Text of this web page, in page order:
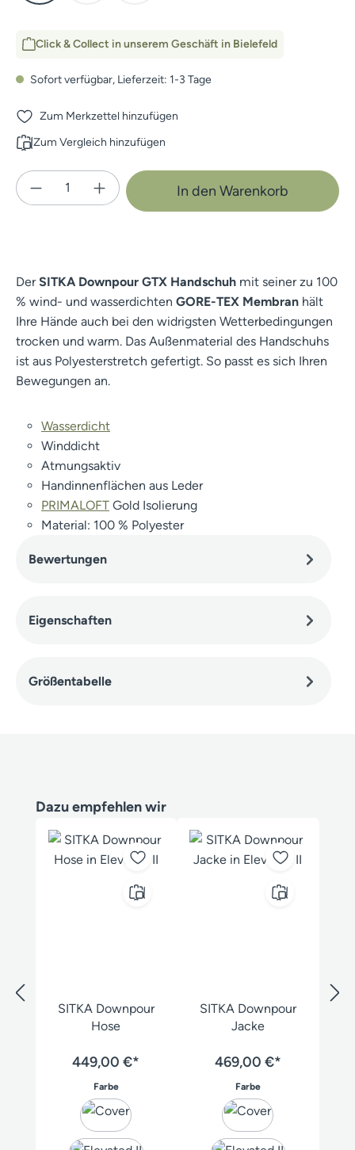
Click & Collect in unserem Geschäft in Bielefeld
Sofort verfügbar, Lieferzeit: 1-3 Tage
Zum Merkzettel hinzufügen
Zum Vergleich hinzufügen
Produkt Anzahl: Gib den gewünschten
In den Warenkorb
DerSITKA Downpour GTX Handschuh mit seiner zu 100
% wind- und wasserdichten GORE-TEX Membran hält
Ihre Hände auch bei den widrigsten Wetterbedingungen
trocken und warm. Das Außenmaterial des Handschuhs
ist aus Polyesterstretch gefertigt. So passt es sich Ihren
Bewegungen an.
Wasserdicht
Winddicht
Atmungsaktiv
Handinnenflächen aus Leder
PRIMALOFT Gold Isolierung
Material: 100 % Polyester
Bewertungen
Eigenschaften
Größentabelle
Produktgalerie überspringen
Dazu empfehlen wir
SITKA Downpour
Hose
449,00 €*
Farbeauswählen
SITKA Downpour
Jacke
469,00 €*
Farbeauswählen